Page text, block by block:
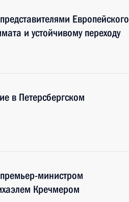
Европейского
и устойчивому переходу
в Петерсбергском
премьер-министром
Кречмером